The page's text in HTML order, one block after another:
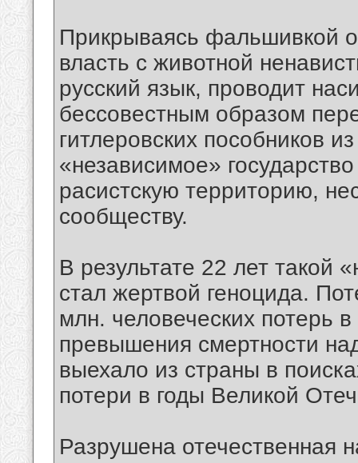
Прикрываясь фальшивкой
власть с животной
русский язык, проводит
бессовестным образом
гитлеровских пособников
«независимое»
расистскую территорию,
сообществу.
В результате 22 лет такой
стал жертвой геноцида.
млн. человеческих потерь
превышения смертности
выехало из страны в
потери в годы Великой
Разрушена отечественная